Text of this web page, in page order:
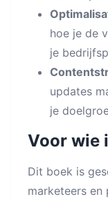
hoe je de
je
updates
je
Voor wie
Dit boek is
marketeers en